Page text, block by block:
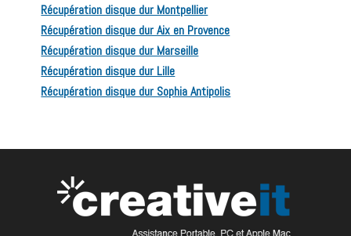
Récupération disque dur Montpellier
Récupération disque dur Aix en Provence
Récupération disque dur Marseille
Récupération disque dur Lille
Récupération disque dur Sophia Antipolis